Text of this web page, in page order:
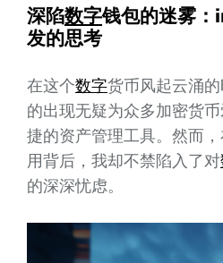
深陷数字钱包的迷雾：
发的思考
在这个数字货币风起云涌的
的出现无疑为众多加密货
捷的资产管理工具。然而
用背后，我却不禁陷入了对
的深深忧虑。